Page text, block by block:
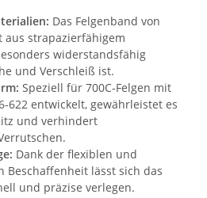
Das Felgenband von
aus strapazierfähigem
widerstandsfähig
und Verschleiß ist.
Speziell für 700C-Felgen mit
622 entwickelt, gewährleistet es
und verhindert
Dank der flexiblen und
Beschaffenheit lässt sich das
und präzise verlegen.